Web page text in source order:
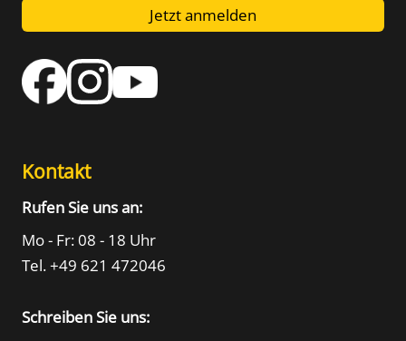
Jetzt anmelden
Kontakt
Rufen Sie uns an:
Mo - Fr: 08 - 18 Uhr
Tel. +49 621 472046
Schreiben Sie uns: